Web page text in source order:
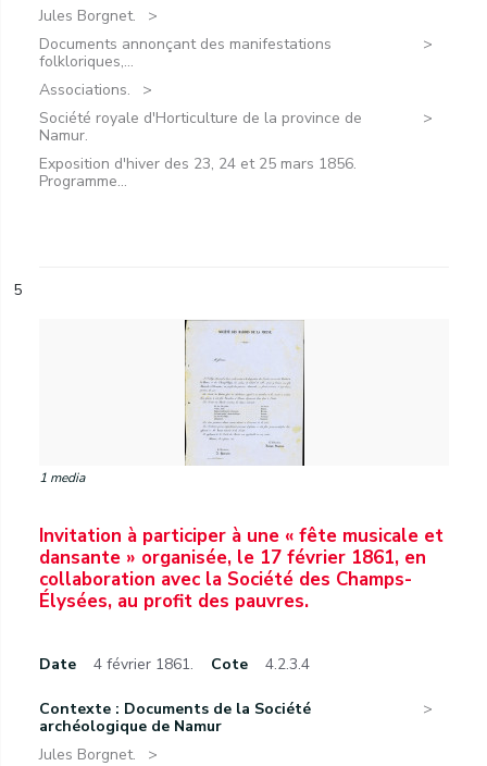
Jules Borgnet.
Documents annonçant des manifestations
folkloriques,...
Associations.
Société royale d'Horticulture de la province de
Namur.
Exposition d'hiver des 23, 24 et 25 mars 1856.
Programme...
5
1 media
Invitation à participer à une « fête musicale et
dansante » organisée, le 17 février 1861, en
collaboration avec la Société des Champs-
Élysées, au profit des pauvres.
Date 4 février 1861. Cote 4.2.3.4
Contexte : Documents de la Société
archéologique de Namur
Jules Borgnet.